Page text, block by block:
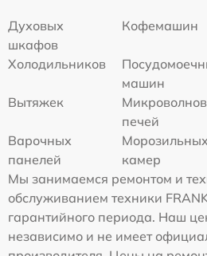
Духовых
шкафов
Кофемашин
Холодильников
машин
Вытяжек
печей
Варочных
панелей
Морозильных
камер
Мы занимаемся ремонтом и
обслуживанием техники
гарантийного периода. Наш
независимо и не имеет